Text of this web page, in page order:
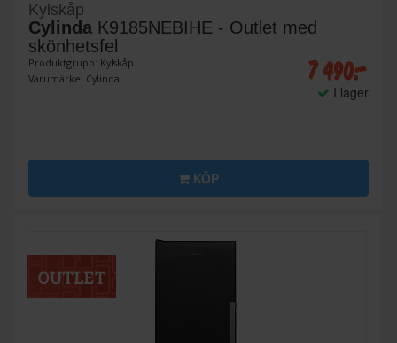
Kylskåp
Cylinda K9185NEBIHE - Outlet med
skönhetsfel
Produktgrupp: Kylskåp
Varumärke: Cylinda
7 490:-
I lager
KÖP